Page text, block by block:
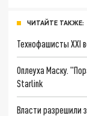
ЧИТАЙТЕ ТАКЖЕ:
Технофашисты XXI
Оплеуха Маску.
Starlink
Власти разрешили